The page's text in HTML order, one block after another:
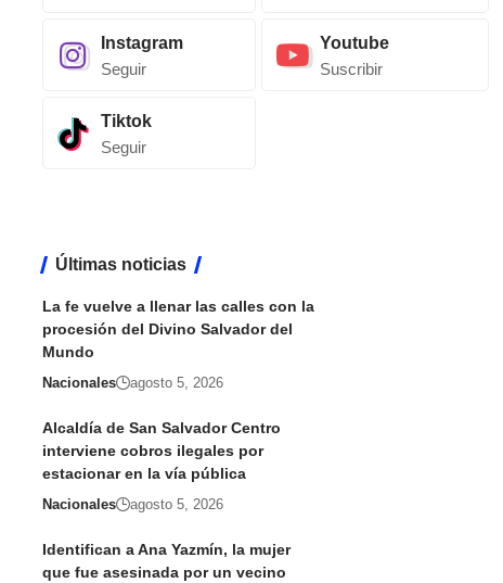
Instagram
Seguir
Youtube
Suscribir
Tiktok
Seguir
Últimas noticias
La fe vuelve a llenar las calles con la
procesión del Divino Salvador del
Mundo
Nacionales agosto 5, 2026
Alcaldía de San Salvador Centro
interviene cobros ilegales por
estacionar en la vía pública
Nacionales agosto 5, 2026
Identifican a Ana Yazmín, la mujer
que fue asesinada por un vecino